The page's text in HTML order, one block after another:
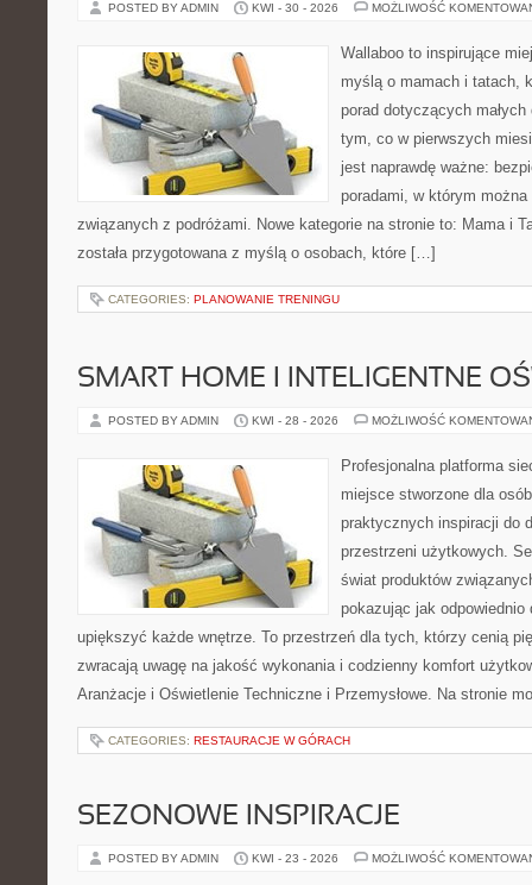
POSTED BY ADMIN KWI - 30 - 2026 MOŻLIWOŚĆ
Wallaboo to inspirujące
myślą o mamach i tatach,
porad dotyczących
tym, co w pierwszych
jest naprawdę ważne:
poradami, w którym
związanych z podróżami. Nowe kategorie na stronie to: Mama i
została przygotowana z myślą o osobach, które […]
CATEGORIES: PLANOWANIE TRENINGU
SMART HOME I INTELIGENTNE
POSTED BY ADMIN KWI - 28 - 2026 MOŻLIWOŚĆ
Profesjonalna platforma
miejsce stworzone dla
praktycznych inspiracji do
przestrzeni użytkowych.
świat produktów
pokazując jak odpowiednio
upiększyć każde wnętrze. To przestrzeń dla tych, którzy cenią
zwracają uwagę na jakość wykonania i codzienny komfort
Aranżacje i Oświetlenie Techniczne i Przemysłowe. Na stronie
CATEGORIES: RESTAURACJE W GÓRACH
SEZONOWE INSPIRACJE
POSTED BY ADMIN KWI - 23 - 2026 MOŻLIWOŚĆ